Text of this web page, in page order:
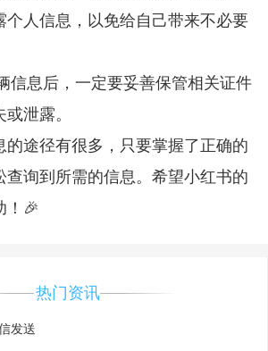
个人信息，以免给自己带来不必要
信息后，一定要妥善保管相关证件
泄露。
的途径有很多，只要掌握了正确的
查询到所需的信息。希望小红书的
！🎉
热门资讯
发送